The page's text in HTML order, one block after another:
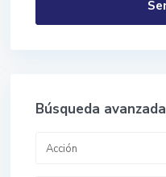
Búsqueda avanzada
Acción